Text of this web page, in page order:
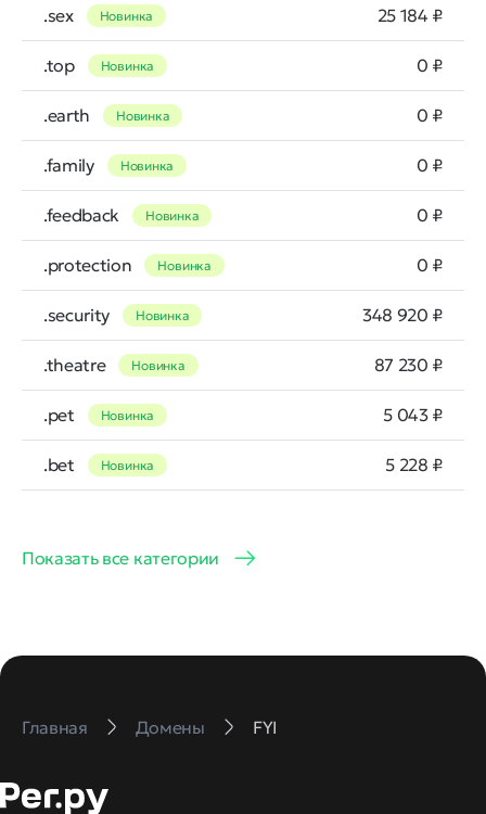
.sex Новинка 25 184 ₽
.top Новинка 0 ₽
.earth Новинка 0 ₽
.family Новинка 0 ₽
.feedback Новинка 0 ₽
.protection Новинка 0 ₽
.security Новинка 348 920 ₽
.theatre Новинка 87 230 ₽
.pet Новинка 5 043 ₽
.bet Новинка 5 228 ₽
Показать все категории
Главная Домены FYI